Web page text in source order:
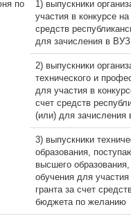
по
1) выпускники
участия в конкурсе
средств
для зачисления в
2) выпускники
технического и
для участия в
счет средств
(или) для
3) выпускники
образования,
высшего
обучения для
гранта за счет
бюджета по желанию